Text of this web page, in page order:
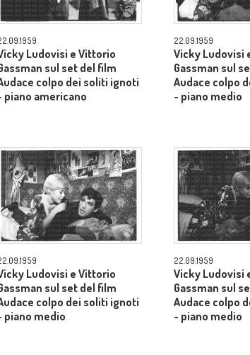
Ludovisi e Vittorio
sul set del film
colpo dei soliti ignoti
piano americano
22.09.1959
Vicky Ludovisi
Gassman sul
Audace colpo
- piano medio
Ludovisi e Vittorio
sul set del film
colpo dei soliti ignoti
piano medio
22.09.1959
Vicky Ludovisi
Gassman sul
Audace colpo
- piano medio